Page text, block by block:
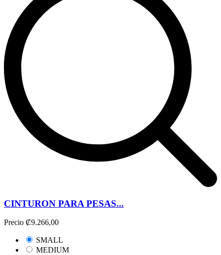
CINTURON PARA PESAS...
Precio ₡9.266,00
SMALL
MEDIUM